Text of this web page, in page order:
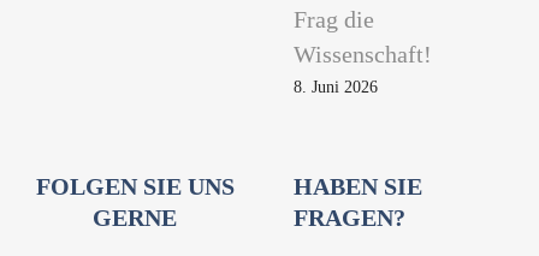
Frag die
Wissenschaft!
8. Juni 2026
FOLGEN SIE UNS
GERNE
HABEN SIE
FRAGEN?